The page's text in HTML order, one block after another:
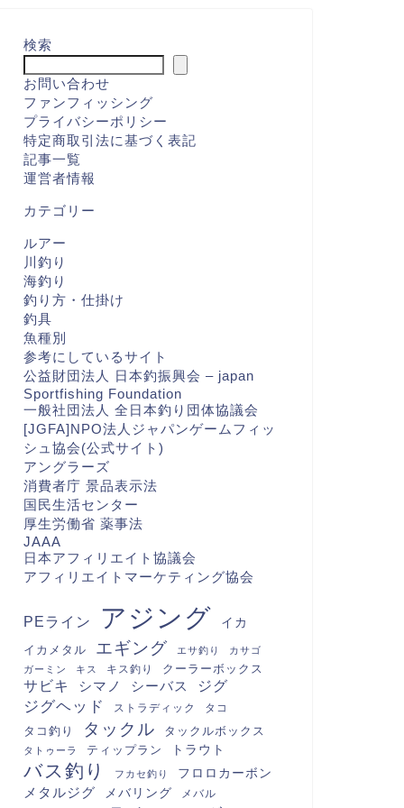
検索
お問い合わせ
ファンフィッシング
プライバシーポリシー
特定商取引法に基づく表記
記事一覧
運営者情報
カテゴリー
ルアー
川釣り
海釣り
釣り方・仕掛け
釣具
魚種別
参考にしているサイト
公益財団法人 日本釣振興会 – japan
Sportfishing Foundation
一般社団法人 全日本釣り団体協議会
[JGFA]NPO法人ジャパンゲームフィッ
シュ協会(公式サイト)
アングラーズ
消費者庁 景品表示法
国民生活センター
厚生労働省 薬事法
JAAA
日本アフィリエイト協議会
アフィリエイトマーケティング協会
PEライン アジング イカ
イカメタル エギング エサ釣り
カサゴ
ガーミン
キス キス釣り クーラーボックス
サビキ シマノ シーバス ジグ
ジグヘッド ストラディック タコ
タコ釣り タックル タックルボックス
タトゥーラ ティップラン トラウト
バス釣り フカセ釣り フロロカーボン
メタルジグ メバリング メバル